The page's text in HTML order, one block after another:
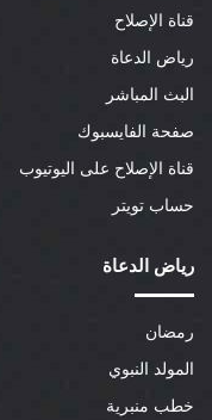
قناة الإصلاح
رياض الدعاة
البث المباشر
صفحة الفايسبوك
قناة الإصلاح على اليوتيوب
حساب تويتر
رياض الدعاة
رمضان
المولد النبوي
خطب منبرية